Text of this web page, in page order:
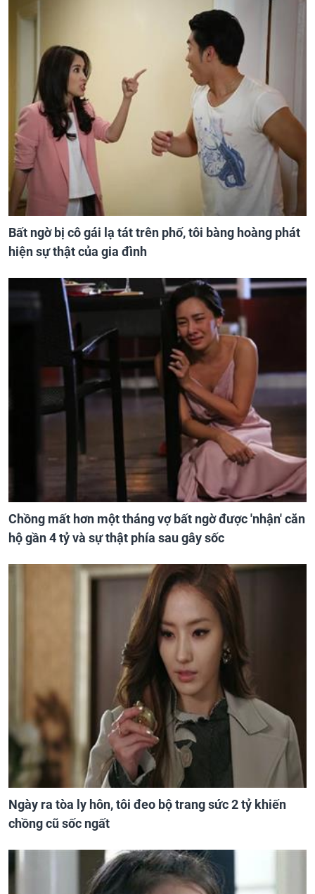
Bất ngờ bị cô gái lạ tát trên phố, tôi bàng hoàng phát
hiện sự thật của gia đình
Chồng mất hơn một tháng vợ bất ngờ được 'nhận' căn
hộ gần 4 tỷ và sự thật phía sau gây sốc
Ngày ra tòa ly hôn, tôi đeo bộ trang sức 2 tỷ khiến
chồng cũ sốc ngất